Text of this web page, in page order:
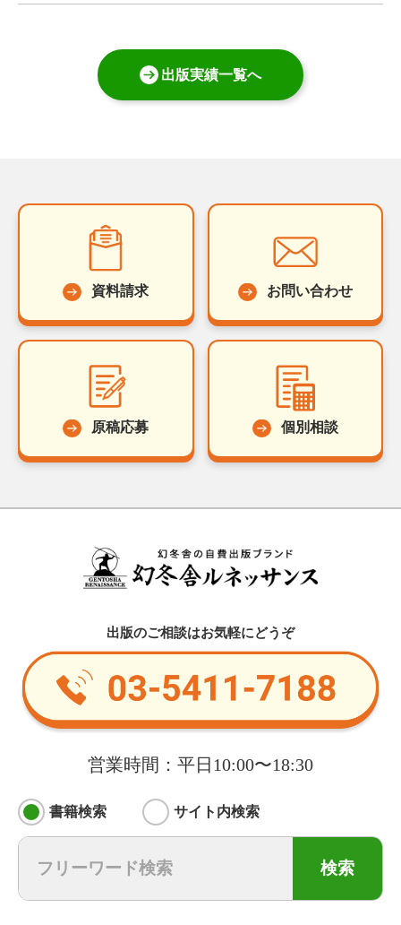
出版実績一覧へ
資料請求 お問い合わせ
原稿応募 個別相談
出版のご相談はお気軽にどうぞ
営業時間：平日10:00〜18:30
書籍検索 サイト内検索
検索